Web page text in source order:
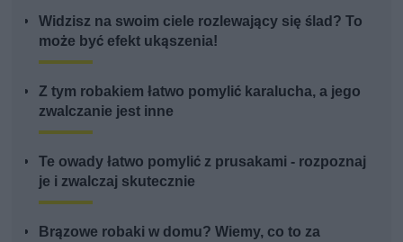
Widzisz na swoim ciele rozlewający się ślad? To
może być efekt ukąszenia!
Z tym robakiem łatwo pomylić karalucha, a jego
zwalczanie jest inne
Te owady łatwo pomylić z prusakami - rozpoznaj
je i zwalczaj skutecznie
Brązowe robaki w domu? Wiemy, co to za